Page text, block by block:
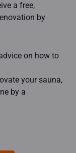
a free,
by
on how to
your sauna,
by a